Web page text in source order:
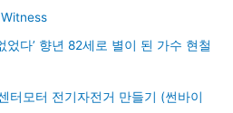
다’ 향년 82세로 별이 된 가수 현철
터모터 전기자전거 만들기 (썬바이